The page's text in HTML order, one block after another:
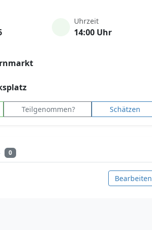
Uhrzeit
14:00 Uhr
Teilgenommen? Schätzen
0
Bearbeiten